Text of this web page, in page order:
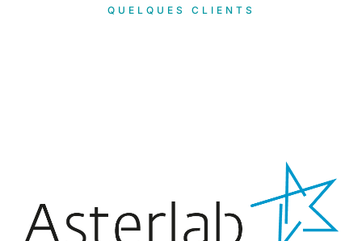
QUELQUES CLIENTS